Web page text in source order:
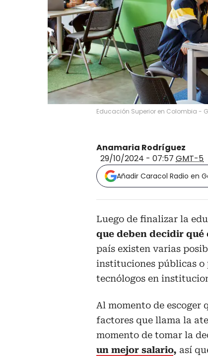
Educación Superior en Colombia -
Anamaria Rodríguez
29/10/2024 - 07:57 GMT-5
Añadir Caracol Radio en
Luego de finalizar la
que deben decidir qué
país existen varias
instituciones públicas o
tecnólogos en
Al momento de escoger
factores que llama la
momento de tomar la
un mejor salario, así